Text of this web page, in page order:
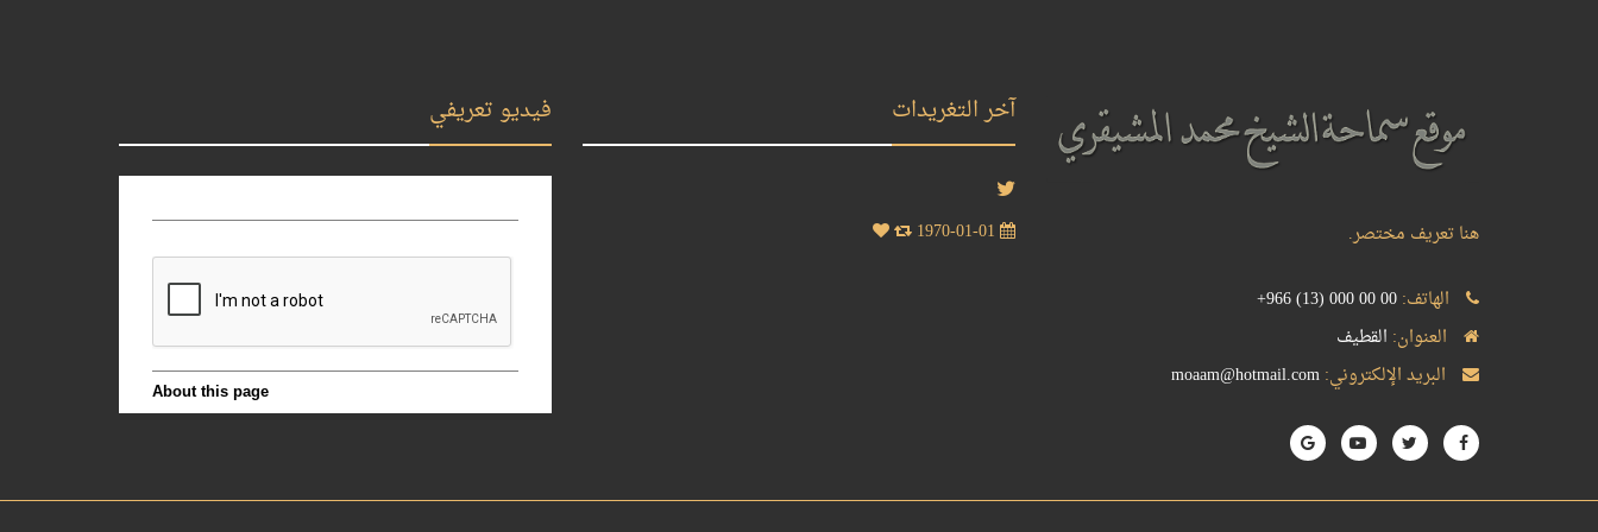
هنا تعريف مختصر.
الهاتف:+966 (13) 000 00 00
العنوان: القطيف
البريد الإلكتروني:moaam@hotmail.com
آخر التغريدات فيديو تعريفي